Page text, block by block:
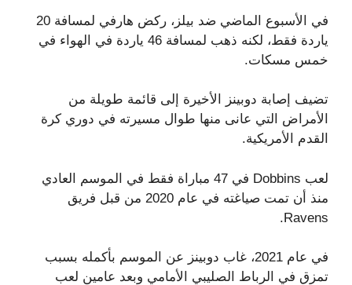
في الأسبوع الماضي ضد بيلز، ركض هارفي لمسافة 20
ياردة فقط، لكنه ذهب لمسافة 46 ياردة في الهواء في
خمس مسكات.
تضيف إصابة دوبينز الأخيرة إلى قائمة طويلة من
الأمراض التي عانى منها طوال مسيرته في دوري كرة
القدم الأمريكية.
لعب Dobbins في 47 مباراة فقط في الموسم العادي
منذ أن تمت صياغته في عام 2020 من قبل فريق
Ravens.
في عام 2021، غاب دوبينز عن الموسم بأكمله بسبب
تمزق في الرباط الصليبي الأمامي وبعد عامين لعب